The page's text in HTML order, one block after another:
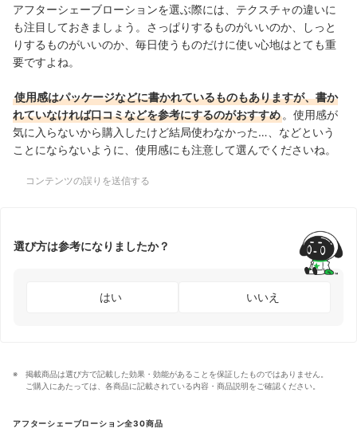
アフターシェーブローションを選ぶ際には、テクスチャの違いに
も注目しておきましょう。さっぱりするものがいいのか、しっと
りするものがいいのか、毎日使うものだけに使い心地はとても重
要ですよね。
使用感はパッケージなどに書かれているものもありますが、書か
れていなければ口コミなどを参考にするのがおすすめ 。使用感が
気に入らないから購入したけど結局使わなかった…、などという
ことにならないように、使用感にも注意して選んでくださいね。
コンテンツの誤りを送信する
選び方は参考になりましたか？
はい いいえ
掲載商品は選び方で記載した効果・効能があることを保証したものではありません。
ご購入にあたっては、各商品に記載されている内容・商品説明をご確認ください。
アフターシェーブローション全30商品